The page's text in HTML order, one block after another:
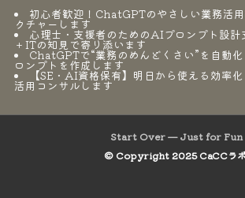
初心者歓迎！ChatGPTのやさしい業務活
クチャーします
心理士・支援者のためのAIプロンプト設計
＋ITの知見で寄り添います
ChatGPTで“業務のめんどくさい”を自動
ロンプトを作成します
【SE・AI資格保有】明日から使える効率
活用コンサルします
Start Over — Just for Fun
© Copyright 2025 CaCCラ